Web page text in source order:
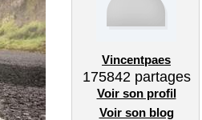
Vincentpaes
175842partages
Voir son profil
Voir son blog